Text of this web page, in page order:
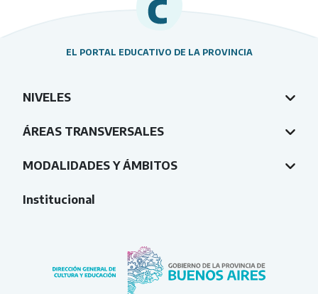
EL PORTAL EDUCATIVO DE LA PROVINCIA
NIVELES
ÁREAS TRANSVERSALES
MODALIDADES Y ÁMBITOS
Institucional